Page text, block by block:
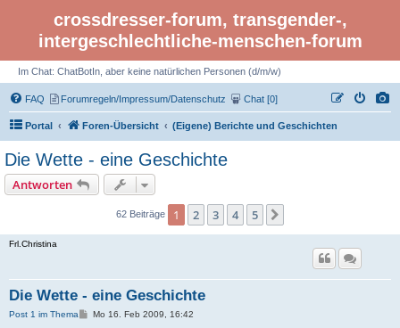
crossdresser-forum, transgender-,
intergeschlechtliche-menschen-forum
Im Chat: ChatBotIn, aber keine natürlichen Personen (d/m/w)
FAQ Forumregeln/Impressum/Datenschutz Chat [0]
Portal Foren-Übersicht (Eigene) Berichte und Geschichten
Die Wette - eine Geschichte
Antworten
62 Beiträge 1 2 3 4 5
Frl.Christina
Die Wette - eine Geschichte
Post 1 im Thema
BMo 16. Feb 2009, 16:42